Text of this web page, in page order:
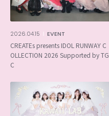
2026.04.15 EVENT
CREATEs presents IDOL RUNWAY C
OLLECTION 2026 Supported by TG
C